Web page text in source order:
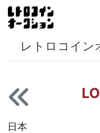
レトロコイン
日本